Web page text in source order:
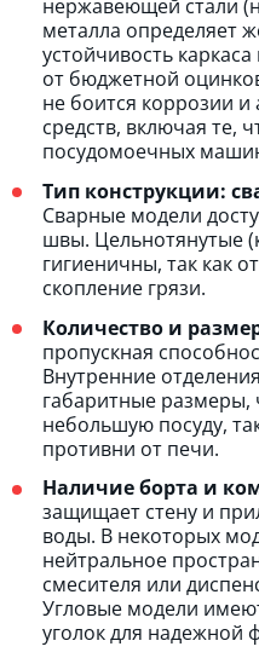
нержавеющей стали
металла определяет
устойчивость
от бюджетной
не боится коррозии
средств, включая те,
посудомоечных
Тип конструкции:
Сварные модели
швы. Цельнотянутые
гигиеничны, так как
скопление грязи.
Количество и
пропускная
Внутренние
габаритные размеры,
небольшую посуду,
противни от печи.
Наличие борта и
защищает стену и
воды. В некоторых
нейтральное
смесителя или
Угловые модели
уголок для надежной